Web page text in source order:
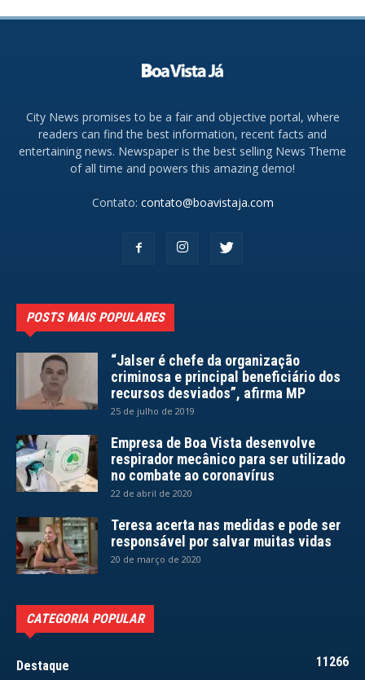
City News promises to be a fair and objective portal, where
readers can find the best information, recent facts and
entertaining news. Newspaper is the best selling News Theme
of all time and powers this amazing demo!
Contato: contato@boavistaja.com
POSTS MAIS POPULARES
“Jalser é chefe da organização
criminosa e principal beneficiário dos
recursos desviados”, afirma MP
25 de julho de 2019
Empresa de Boa Vista desenvolve
respirador mecânico para ser utilizado
no combate ao coronavírus
22 de abril de 2020
Teresa acerta nas medidas e pode ser
responsável por salvar muitas vidas
20 de março de 2020
CATEGORIA POPULAR
Destaque
11266